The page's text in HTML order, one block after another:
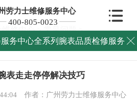
劳力士维修服务中心
400-805-0023
务中心全系列腕表品质检修服务 
修中心>常见问题>
表走走停停解决技巧
作者：广州劳力士维修服务中心